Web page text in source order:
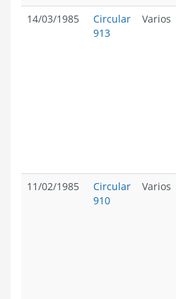
14/03/1985
Circular
913
Varios
11/02/1985
Circular
910
Varios